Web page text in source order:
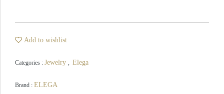
Add to wishlist
Categories : Jewelry , Elega
Brand : ELEGA